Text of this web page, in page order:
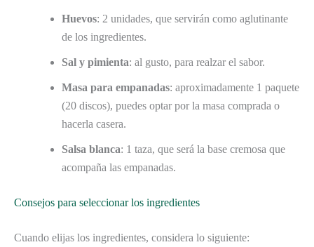
Huevos: 2 unidades, que servirán como aglutinante
de los ingredientes.
Sal y pimienta: al gusto, para realzar el sabor.
Masa para empanadas: aproximadamente 1 paquete
(20 discos), puedes optar por la masa comprada o
hacerla casera.
Salsa blanca: 1 taza, que será la base cremosa que
acompaña las empanadas.
Consejos para seleccionar los ingredientes
Cuando elijas los ingredientes, considera lo siguiente: